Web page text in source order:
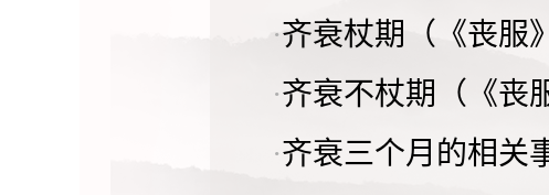
·齐衰杖期（《丧服
·齐衰不杖期（《丧
·齐衰三个月的相关